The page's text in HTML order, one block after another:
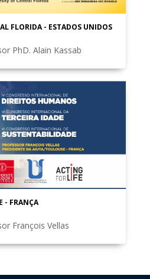
FLORIDA - ESTADOS UNIDOS
PhD. Alain Kassab
- FRANÇA
François Vellas